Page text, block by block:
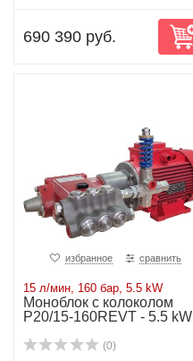
690 390 руб.
избранное сравнить
15 л/мин, 160 бар, 5.5 kW
Моноблок с колоколом
P20/15-160REVT - 5.5 kW
(0)